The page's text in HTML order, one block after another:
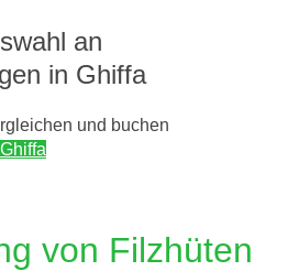
an
in Ghiffa
und buchen
von Filzhüten